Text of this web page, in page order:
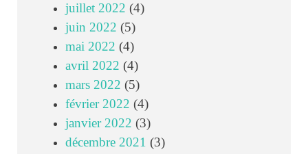
juillet 2022 (4)
juin 2022 (5)
mai 2022 (4)
avril 2022 (4)
mars 2022 (5)
février 2022 (4)
janvier 2022 (3)
décembre 2021 (3)